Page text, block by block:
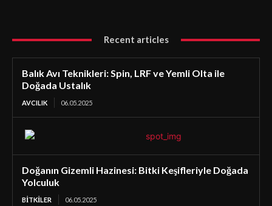
Recent articles
Balık Avı Teknikleri: Spin, LRF ve Yemli Olta ile
Doğada Ustalık
AVCILIK 06.05.2025
Doğanın Gizemli Hazinesi: Bitki Keşifleriyle Doğada
Yolculuk
BİTKİLER 06.05.2025